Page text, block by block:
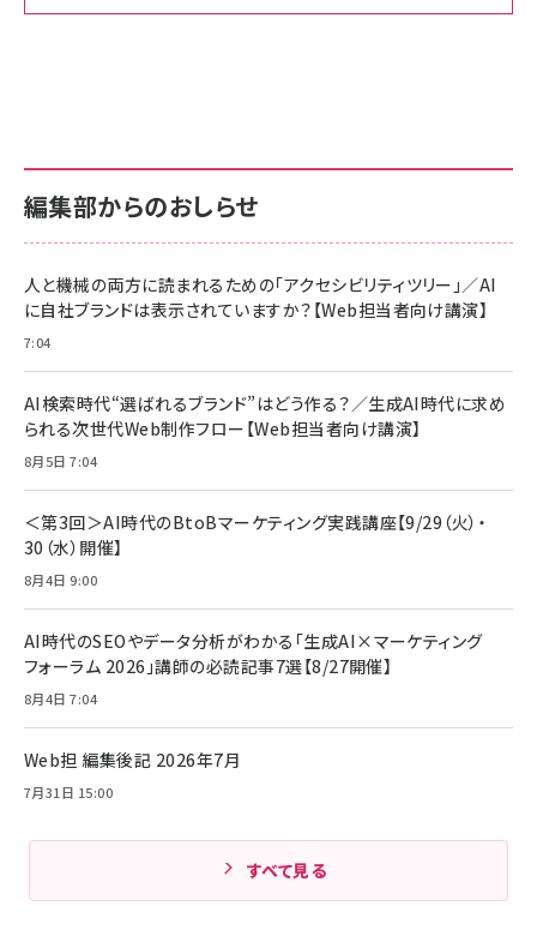
￥880
anan(アンアン)2026/06/24号 No.2500増刊
スペシャルエディション[王道エンタメの矜持／
￥1,100
年後半、あなたの恋と運命／山田涼介]
￥880
Amazonランキングをもっと見る
サポート正規品 メーカー保証5年 KLMEA128G
NIMASO ガラスフィルム iPhone 17 用 保護フィ
すい ガイド枠付き いPhone17 (6.3インチ) 対応
2枚セット DSP25F1698
￥1,599
【New】Amazon Fire TV Stick HD | 手軽にスト
レイヤー
￥6,980
Anker Soundcore P31i (Bluetooth 6.1) 【完
全ワイヤレスイヤホン/アクティブノイズキャンセリ
ング/マルチポイント接続 / 最大50時間再生 / PSE
Anker PowerLine III Flow USB-C & USB-C
ケーブル Anker絡まないケーブル 240W 結束バン
ド付き USB PD対応 シリコン素材採用 iPhone
17 / 16 / 15 / Galaxy iPad Pro MacBook
Amazonランキングをもっと見る
サポート正規品 メーカー保証5年 KLMEA128G
Amazon eギフトカード - Amazonロゴ - クラ
￥5,000
ケーブル Anker絡まないケーブル 240W 結束バン
17 / 16 / 15 / Galaxy iPad Pro MacBook
Pro/Air 各種対応 (1.8m ミッドナイトブラック)
￥1,890
キャンペーン】
￥4,857
Amazonランキングをもっと見る
編集部からのおしらせ
人と機械の両方に読まれるための「アクセシビリティツリー」／AI
に自社ブランドは表示されていますか？【Web担当者向け講演】
7:04
AI検索時代“選ばれるブランド”はどう作る？／生成AI時代に求め
られる次世代Web制作フロー【Web担当者向け講演】
8月5日 7:04
＜第3回＞AI時代のBtoBマーケティング実践講座【9/29（火）・
30（水）開催】
8月4日 9:00
AI時代のSEOやデータ分析がわかる「生成AI×マーケティング
フォーラム 2026」講師の必読記事7選【8/27開催】
8月4日 7:04
Web担 編集後記 2026年7月
7月31日 15:00
すべて見る